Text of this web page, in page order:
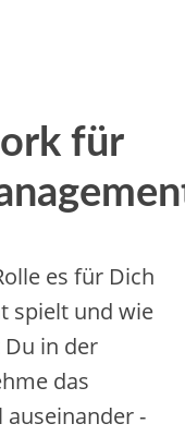
für
es für Dich
spielt und wie
in der
das
-